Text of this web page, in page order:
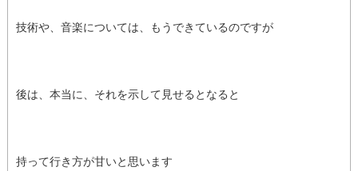
技術や、音楽については、もうできているのですが
後は、本当に、それを示して見せるとなると
持って行き方が甘いと思います